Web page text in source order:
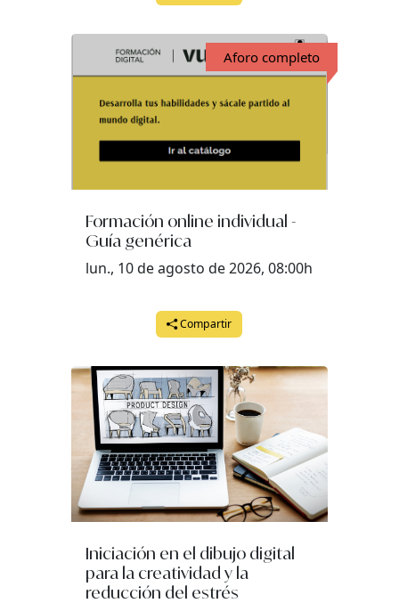
Aforo completo
Formación online individual -
Guía genérica
lun., 10 de agosto de 2026, 08:00h
Compartir
Iniciación en el dibujo digital
para la creatividad y la
reducción del estrés